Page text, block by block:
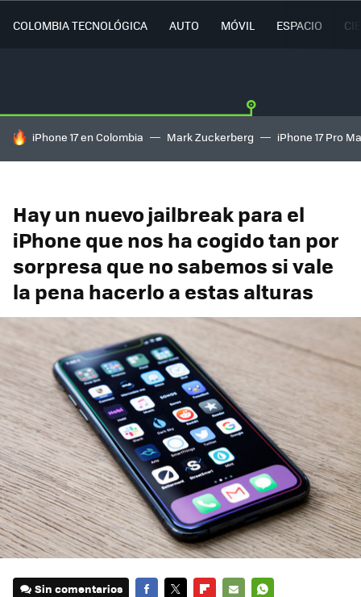
COLOMBIA TECNOLÓGICA AUTO MÓVIL ESPACIO
HOY SE HABLA DE
iPhone 17 en Colombia Mark Zuckerberg iPhone 17 Pro
Hay un nuevo jailbreak para el
iPhone que nos ha cogido tan por
sorpresa que no sabemos si vale
la pena hacerlo a estas alturas
Sin comentarios